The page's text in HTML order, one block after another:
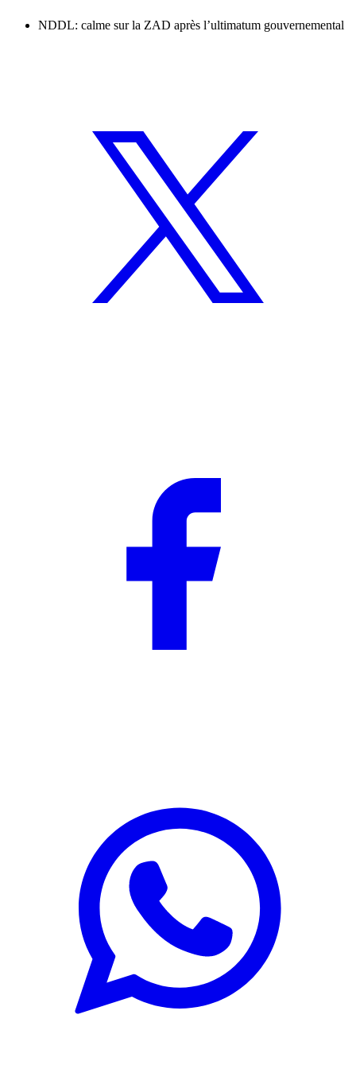
NDDL: calme sur la ZAD après l’ultimatum gouvernemental